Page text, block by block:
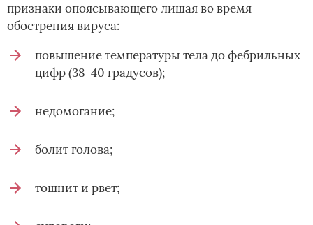
признаки опоясывающего лишая во время
обострения вируса:
повышение температуры тела до фебрильных
цифр (38-40 градусов);
недомогание;
болит голова;
тошнит и рвет;